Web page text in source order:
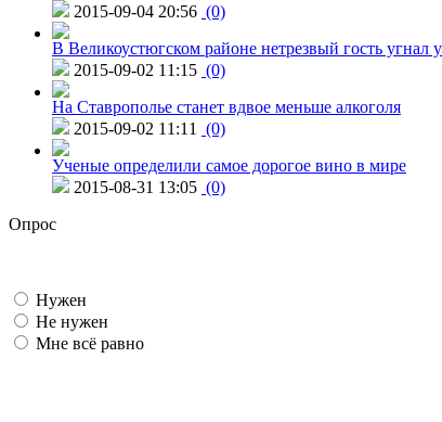
2015-09-04 20:56 (0)
В Великоустюгском районе нетрезвый гость
2015-09-02 11:15 (0)
На Ставрополье станет вдвое меньше алкоголя
2015-09-02 11:11
(0)
Ученые определили самое дорогое вино в мире
2015-08-31 13:05 (0)
Опрос
Нужен
Не нужен
Мне всё равно